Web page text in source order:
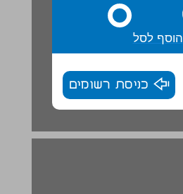
הוסף לסל
כניסת רשומים